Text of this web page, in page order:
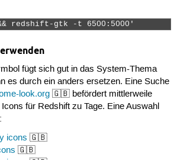
redshift-gtk -t 6500:5000'
fügt sich gut in das System-Thema
es durch ein anders ersetzen. Eine Suche
look.org🇬🇧 befördert mittlerweile
für Redshift zu Tage. Eine Auswahl
icons 🇬🇧
🇬🇧